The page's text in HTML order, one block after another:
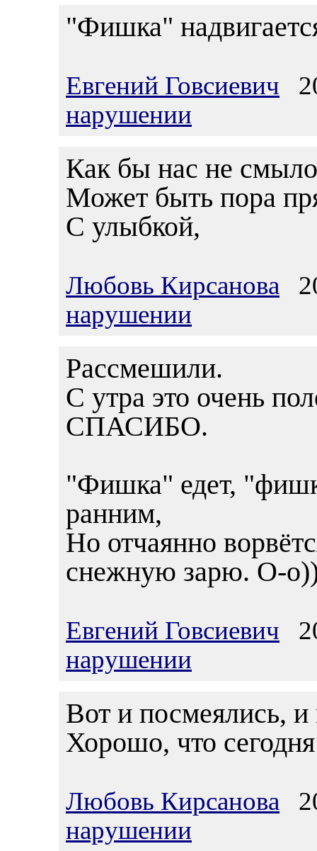
"Фишка"
Евгений Говсиевич
нарушении
Как бы нас не
Может быть пора
С улыбкой,
Любовь Кирсанова
нарушении
Рассмешили.
С утра это очень
СПАСИБО.
"Фишка" едет,
ранним,
Но отчаянно
снежную зарю. О-
Евгений Говсиевич
нарушении
Вот и посмеялись,
Хорошо, что
Любовь Кирсанова
нарушении